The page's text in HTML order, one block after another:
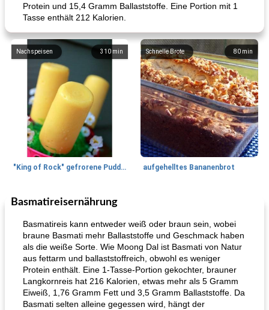
Protein und 15,4 Gramm Ballaststoffe. Eine Portion mit 1
Tasse enthält 212 Kalorien.
310 min
Nachspeisen
"King of Rock" gefrorene Pudding Pops
80 min
Schnelle Brote
aufgehelltes Bananenbrot
27min
Mittagessen / Snacks
Basmatireisernährung
Basmatireis kann entweder weiß oder braun sein, wobei
braune Basmati mehr Ballaststoffe und Geschmack haben
als die weiße Sorte. Wie Moong Dal ist Basmati von Natur
aus fettarm und ballaststoffreich, obwohl es weniger
Protein enthält. Eine 1-Tasse-Portion gekochter, brauner
Langkornreis hat 216 Kalorien, etwas mehr als 5 Gramm
Eiweiß, 1,76 Gramm Fett und 3,5 Gramm Ballaststoffe. Da
Basmati selten alleine gegessen wird, hängt der